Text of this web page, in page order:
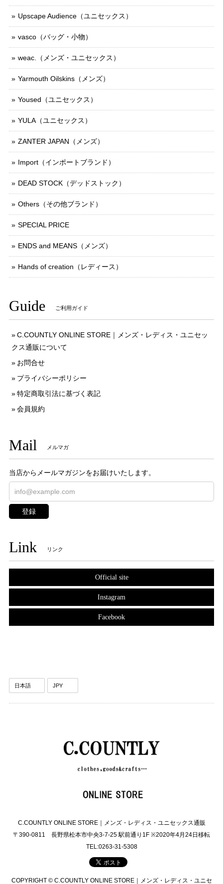
Upscape Audience（ユニセックス）
vasco（バッグ・小物）
weac.（メンズ・ユニセックス）
Yarmouth Oilskins（メンズ）
Yoused（ユニセックス）
YULA（ユニセックス）
ZANTER JAPAN（メンズ）
Import（インポートブランド）
DEAD STOCK（デッドストック）
Others（その他ブランド）
SPECIAL PRICE
ENDS and MEANS（メンズ）
Hands of creation（レディース）
Guide ご利用ガイド
C.COUNTLY ONLINE STORE｜メンズ・レディス・ユニセッ
クス通販について
お問合せ
プライバシーポリシー
特定商取引法に基づく表記
会員規約
Mail メルマガ
当店からメールマガジンをお届けいたします。
登録
Link リンク
Official site
Instagram
Facebook
C.COUNTLY ONLINE STORE｜メンズ・レディス・ユニセックス通販
〒390-0811 長野県松本市中央3-7-25 駅前通り1F ※2020年4月24日移転
TEL:0263-31-5308
COPYRIGHT © C.COUNTLY ONLINE STORE｜メンズ・レディス・ユニセ